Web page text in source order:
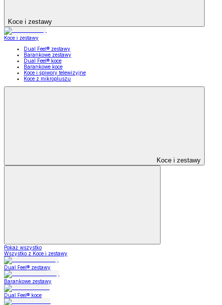
Koce i zestawy
Koce i zestawy
Dual Feel® zestawy
Barankowe zestawy
Dual Feel® koce
Barankowe koce
Koce i śpiwory telewizyjne
Koce z mikropluszu
Koce i zestawy
Pokaż wszystko
Wszystko z Koce i zestawy
Dual Feel® zestawy
Barankowe zestawy
Dual Feel® koce